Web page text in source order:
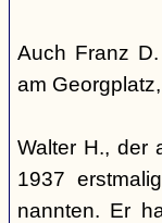
Auch Franz
am
Walter H., der
1937
nannten. Er